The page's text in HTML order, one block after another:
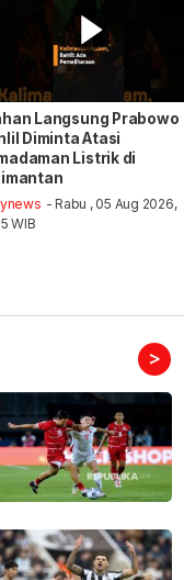
Langsung Prabowo
Diminta Atasi
Listrik di
- Rabu , 05 Aug 2026,
WIB
>